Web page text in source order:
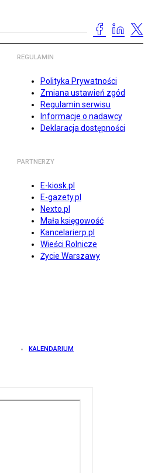
REGULAMIN
Polityka Prywatności
Zmiana ustawień zgód
Regulamin serwisu
Informacje o nadawcy
Deklaracja dostępności
PARTNERZY
E-kiosk.pl
E-gazety.pl
Nexto.pl
Mała księgowość
Kancelarierp.pl
Wieści Rolnicze
Życie Warszawy
KALENDARIUM